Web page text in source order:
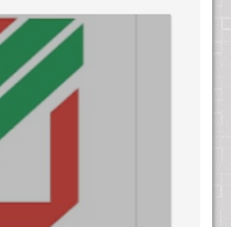
وزارت اقتصاد و گم ...